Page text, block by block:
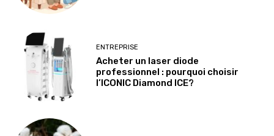
ENTREPRISE
Acheter un laser diode
professionnel : pourquoi choisir
l’ICONIC Diamond ICE?